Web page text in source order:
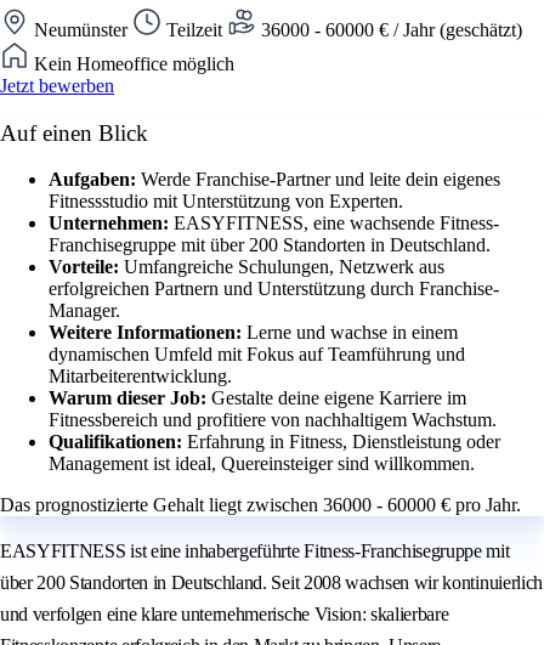
Neumünster Teilzeit
36000 - 60000 € / Jahr (geschätzt)
Kein Homeoffice möglich
Jetzt bewerben
Auf einen Blick
Aufgaben: Werde Franchise-Partner und leite dein eigenes
Fitnessstudio mit Unterstützung von Experten.
Unternehmen: EASYFITNESS, eine wachsende Fitness-
Franchisegruppe mit über 200 Standorten in Deutschland.
Vorteile: Umfangreiche Schulungen, Netzwerk aus
erfolgreichen Partnern und Unterstützung durch Franchise-
Manager.
Weitere Informationen: Lerne und wachse in einem
dynamischen Umfeld mit Fokus auf Teamführung und
Mitarbeiterentwicklung.
Warum dieser Job: Gestalte deine eigene Karriere im
Fitnessbereich und profitiere von nachhaltigem Wachstum.
Qualifikationen: Erfahrung in Fitness, Dienstleistung oder
Management ist ideal, Quereinsteiger sind willkommen.
Das prognostizierte Gehalt liegt zwischen 36000 - 60000 € pro Jahr.
EASYFITNESS ist eine inhabergeführte Fitness-Franchisegruppe mit
über 200 Standorten in Deutschland. Seit 2008 wachsen wir kontinuierlich
und verfolgen eine klare unternehmerische Vision: skalierbare